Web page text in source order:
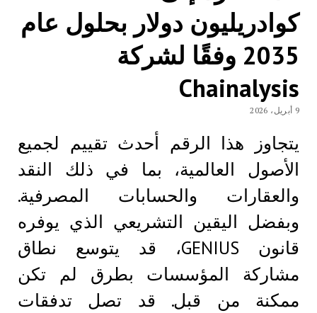
كوادريليون دولار بحلول عام
2035 وفقًا لشركة
Chainalysis
9 أبريل، 2026
يتجاوز هذا الرقم أحدث تقييم لجميع
الأصول العالمية، بما في ذلك النقد
والعقارات والحسابات المصرفية.
وبفضل اليقين التشريعي الذي يوفره
قانون GENIUS، قد يتوسع نطاق
مشاركة المؤسسات بطرق لم تكن
ممكنة من قبل. قد تصل تدفقات